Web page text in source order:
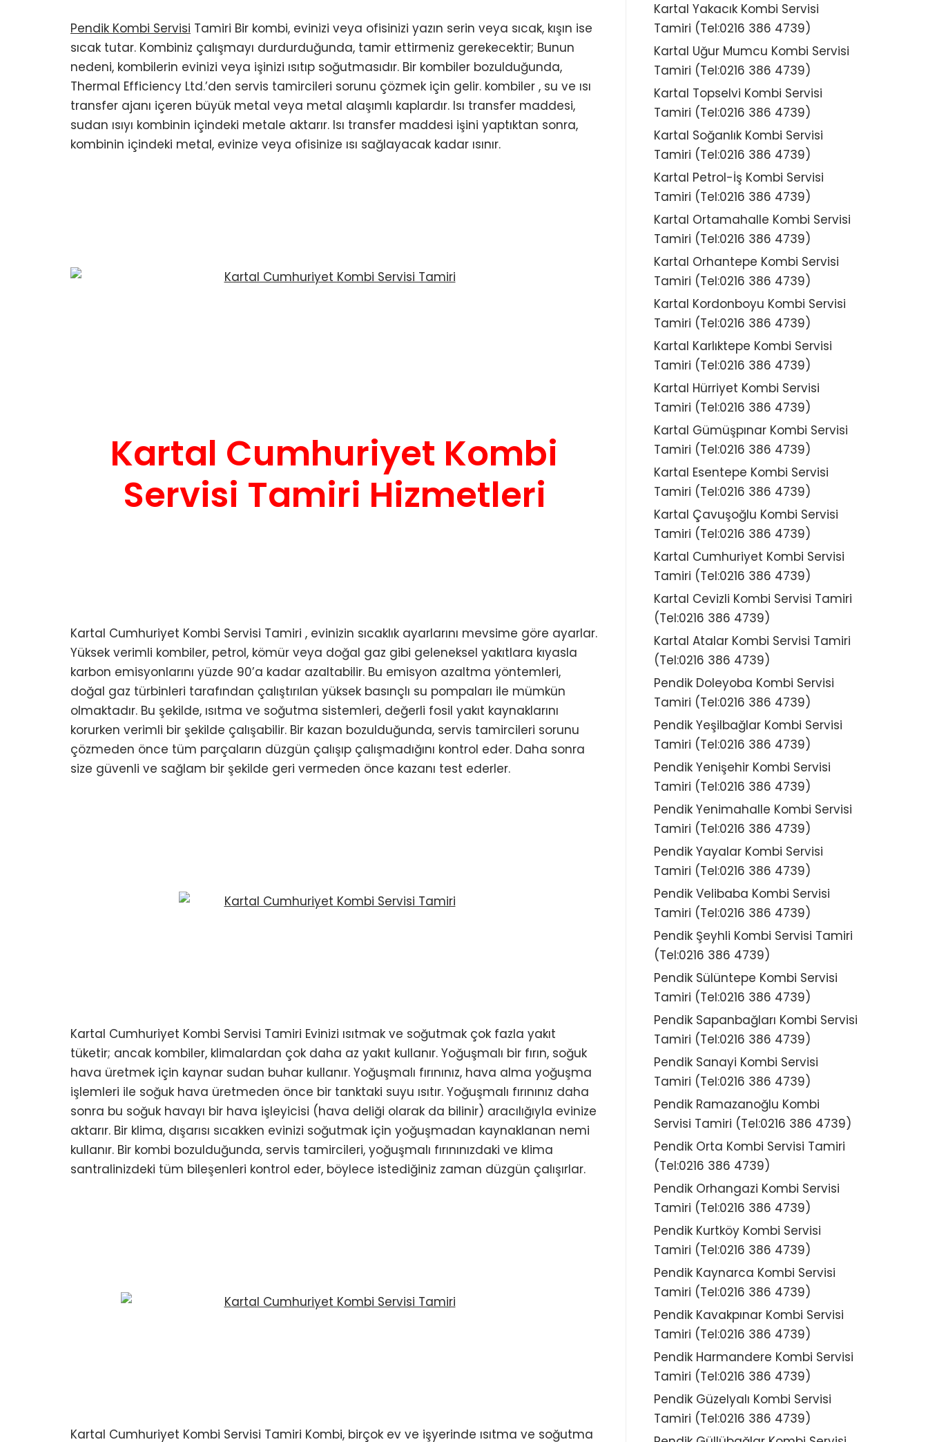
Pendik Kombi Servisi Tamiri Bir kombi, evinizi veya ofisinizi yazın serin veya sıcak, kışın ise
sıcak tutar. Kombiniz çalışmayı durdurduğunda, tamir ettirmeniz gerekecektir; Bunun
nedeni, kombilerin evinizi veya işinizi ısıtıp soğutmasıdır. Bir kombiler bozulduğunda,
Thermal Efficiency Ltd.’den servis tamircileri sorunu çözmek için gelir. kombiler , su ve ısı
transfer ajanı içeren büyük metal veya metal alaşımlı kaplardır. Isı transfer maddesi,
sudan ısıyı kombinin içindeki metale aktarır. Isı transfer maddesi işini yaptıktan sonra,
kombinin içindeki metal, evinize veya ofisinize ısı sağlayacak kadar ısınır.
Kartal Cumhuriyet Kombi
Servisi Tamiri Hizmetleri
Kartal Cumhuriyet Kombi Servisi Tamiri , evinizin sıcaklık ayarlarını mevsime göre ayarlar.
Yüksek verimli kombiler, petrol, kömür veya doğal gaz gibi geleneksel yakıtlara kıyasla
karbon emisyonlarını yüzde 90’a kadar azaltabilir. Bu emisyon azaltma yöntemleri,
doğal gaz türbinleri tarafından çalıştırılan yüksek basınçlı su pompaları ile mümkün
olmaktadır. Bu şekilde, ısıtma ve soğutma sistemleri, değerli fosil yakıt kaynaklarını
korurken verimli bir şekilde çalışabilir. Bir kazan bozulduğunda, servis tamircileri sorunu
çözmeden önce tüm parçaların düzgün çalışıp çalışmadığını kontrol eder. Daha sonra
size güvenli ve sağlam bir şekilde geri vermeden önce kazanı test ederler.
Kartal Cumhuriyet Kombi Servisi Tamiri Evinizi ısıtmak ve soğutmak çok fazla yakıt
tüketir; ancak kombiler, klimalardan çok daha az yakıt kullanır. Yoğuşmalı bir fırın, soğuk
hava üretmek için kaynar sudan buhar kullanır. Yoğuşmalı fırınınız, hava alma yoğuşma
işlemleri ile soğuk hava üretmeden önce bir tanktaki suyu ısıtır. Yoğuşmalı fırınınız daha
sonra bu soğuk havayı bir hava işleyicisi (hava deliği olarak da bilinir) aracılığıyla evinize
aktarır. Bir klima, dışarısı sıcakken evinizi soğutmak için yoğuşmadan kaynaklanan nemi
kullanır. Bir kombi bozulduğunda, servis tamircileri, yoğuşmalı fırınınızdaki ve klima
santralinizdeki tüm bileşenleri kontrol eder, böylece istediğiniz zaman düzgün çalışırlar.
Kartal Cumhuriyet Kombi Servisi Tamiri Kombi, birçok ev ve işyerinde ısıtma ve soğutma
Kartal Yakacık Kombi Servisi
Tamiri (Tel:0216 386 4739)
Kartal Uğur Mumcu Kombi Servisi
Tamiri (Tel:0216 386 4739)
Kartal Topselvi Kombi Servisi
Tamiri (Tel:0216 386 4739)
Kartal Soğanlık Kombi Servisi
Tamiri (Tel:0216 386 4739)
Kartal Petrol-İş Kombi Servisi
Tamiri (Tel:0216 386 4739)
Kartal Ortamahalle Kombi Servisi
Tamiri (Tel:0216 386 4739)
Kartal Orhantepe Kombi Servisi
Tamiri (Tel:0216 386 4739)
Kartal Kordonboyu Kombi Servisi
Tamiri (Tel:0216 386 4739)
Kartal Karlıktepe Kombi Servisi
Tamiri (Tel:0216 386 4739)
Kartal Hürriyet Kombi Servisi
Tamiri (Tel:0216 386 4739)
Kartal Gümüşpınar Kombi Servisi
Tamiri (Tel:0216 386 4739)
Kartal Esentepe Kombi Servisi
Tamiri (Tel:0216 386 4739)
Kartal Çavuşoğlu Kombi Servisi
Tamiri (Tel:0216 386 4739)
Kartal Cumhuriyet Kombi Servisi
Tamiri (Tel:0216 386 4739)
Kartal Cevizli Kombi Servisi Tamiri
(Tel:0216 386 4739)
Kartal Atalar Kombi Servisi Tamiri
(Tel:0216 386 4739)
Pendik Doleyoba Kombi Servisi
Tamiri (Tel:0216 386 4739)
Pendik Yeşilbağlar Kombi Servisi
Tamiri (Tel:0216 386 4739)
Pendik Yenişehir Kombi Servisi
Tamiri (Tel:0216 386 4739)
Pendik Yenimahalle Kombi Servisi
Tamiri (Tel:0216 386 4739)
Pendik Yayalar Kombi Servisi
Tamiri (Tel:0216 386 4739)
Pendik Velibaba Kombi Servisi
Tamiri (Tel:0216 386 4739)
Pendik Şeyhli Kombi Servisi Tamiri
(Tel:0216 386 4739)
Pendik Sülüntepe Kombi Servisi
Tamiri (Tel:0216 386 4739)
Pendik Sapanbağları Kombi Servisi
Tamiri (Tel:0216 386 4739)
Pendik Sanayi Kombi Servisi
Tamiri (Tel:0216 386 4739)
Pendik Ramazanoğlu Kombi
Servisi Tamiri (Tel:0216 386 4739)
Pendik Orta Kombi Servisi Tamiri
(Tel:0216 386 4739)
Pendik Orhangazi Kombi Servisi
Tamiri (Tel:0216 386 4739)
Pendik Kurtköy Kombi Servisi
Tamiri (Tel:0216 386 4739)
Pendik Kaynarca Kombi Servisi
Tamiri (Tel:0216 386 4739)
Pendik Kavakpınar Kombi Servisi
Tamiri (Tel:0216 386 4739)
Pendik Harmandere Kombi Servisi
Tamiri (Tel:0216 386 4739)
Pendik Güzelyalı Kombi Servisi
Tamiri (Tel:0216 386 4739)